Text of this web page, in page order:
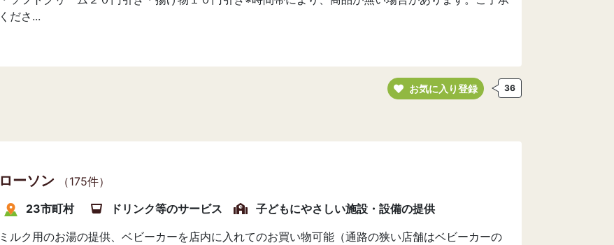
くださ...
お気に入り登録 36
ローソン
（175件）
23市町村
ドリンク等のサービス
子どもにやさしい施設・設備の提供
ミルク用のお湯の提供、ベビーカーを店内に入れてのお買い物可能（通路の狭い店舗はベビーカーの